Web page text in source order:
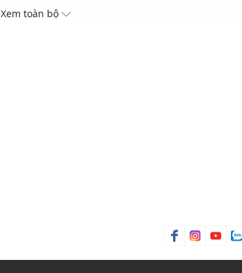
Xem toàn bộ